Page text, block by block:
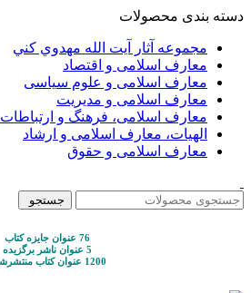
دسته بندی محصولات
مجموعه آثار آيت الله مهدوي كني
معارف اسلامی و اقتصاد
معارف اسلامی و علوم سیاسی
معارف اسلامی و مدیریت
معارف اسلامی، فرهنگ و ارتباطات
الهیات، معارف اسلامی و ارشاد
معارف اسلامی و حقوق
جستجو
76 عنوان جایزه کتاب
5 عنوان ناشر برگزیده
1200 عنوان کتاب منتشرشده